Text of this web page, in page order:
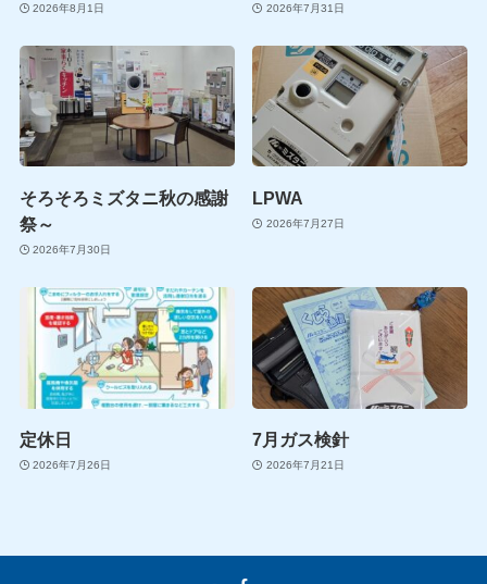
2026年8月1日 2026年7月31日
そろそろミズタニ秋の感謝
祭～
2026年7月30日
LPWA
2026年7月27日
定休日
2026年7月26日
7月ガス検針
2026年7月21日